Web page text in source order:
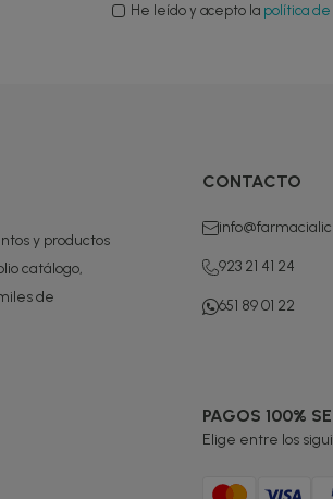
He leído y acepto la política
y productos
catálogo,
de
CONTACTO
923 21 41 24
651 89 01 22
PAGOS 100%
Elige entre los